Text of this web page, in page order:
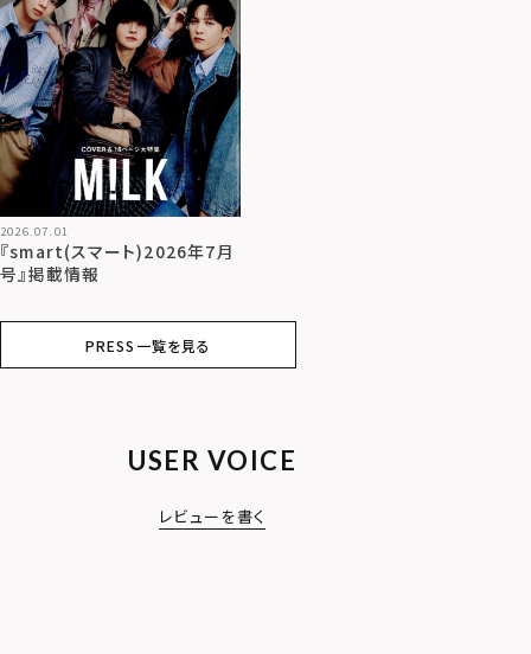
2026.07.01
『smart(スマート)2026年7月
号』掲載情報
PRESS一覧を見る
USER VOICE
レビューを書く